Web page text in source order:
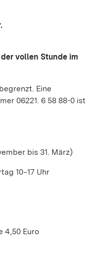
vollen Stunde im
Eine
06221. 6 58 88-0 ist
bis 31. März)
10‒17 Uhr
4,50 Euro